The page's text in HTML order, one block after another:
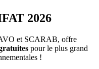
2026
et SCARAB, offre
pour le plus grand
!